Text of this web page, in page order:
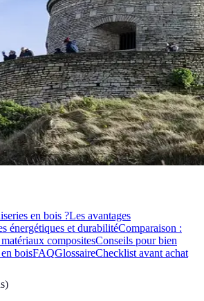
en bois ?Les avantages
énergétiques et durabilitéComparaison :
compositesConseils pour bien
boisFAQGlossaireChecklist avant achat
)